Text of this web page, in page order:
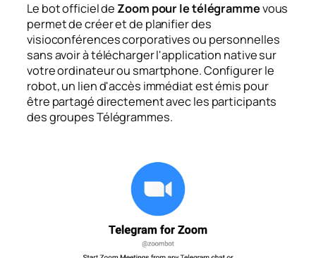
Le bot officiel de Zoom pour le télégrammevous
permet de créer et de planifier des
visioconférences corporatives ou personnelles
sans avoir à télécharger l'application native sur
votre ordinateur ou smartphone. Configurer le
robot, un lien d'accès immédiat est émis pour
être partagé directement avec les participants
des groupes Télégrammes.